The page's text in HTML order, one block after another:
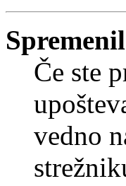
Če ste
vedno